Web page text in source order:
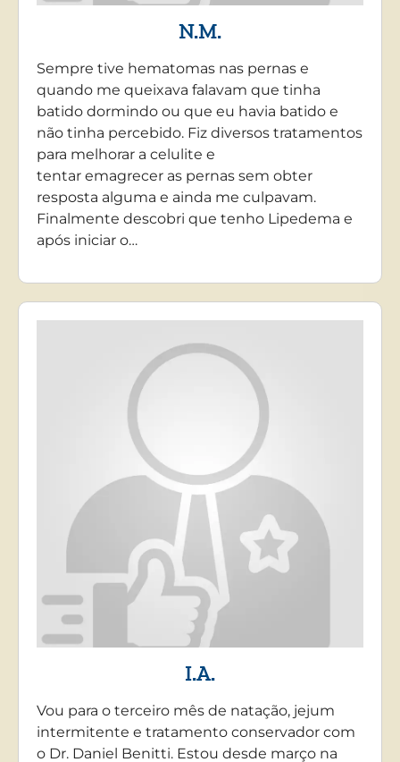
N.M.
Sempre tive hematomas nas pernas e
quando me queixava falavam que tinha
batido dormindo ou que eu havia batido e
não tinha percebido. Fiz diversos tratamentos
para melhorar a celulite e
tentar emagrecer as pernas sem obter
resposta alguma e ainda me culpavam.
Finalmente descobri que tenho Lipedema e
após iniciar o…
I.A.
Vou para o terceiro mês de natação, jejum
intermitente e tratamento conservador com
o Dr. Daniel Benitti. Estou desde março na